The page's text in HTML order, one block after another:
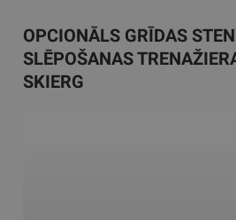
OPCIONĀLS GRĪDAS
SLĒPOŠANAS
SKIERG